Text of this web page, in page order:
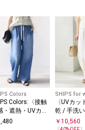
Colors
Colors:〈接触
・遮熱・UVカッ
ファンクション
SHIPS for
〈UVカ
乾 / 手洗
麻混 オッ
ク ストレ
￥10,560